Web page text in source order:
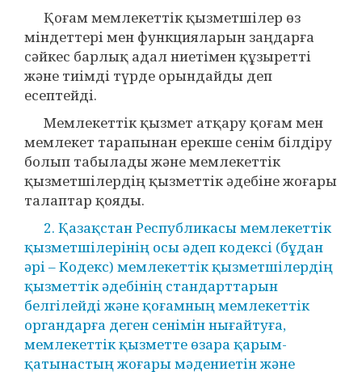
Қоғам мемлекеттік қызметшілер өз
міндеттері мен функцияларын заңдарға
сәйкес барлық адал ниетімен құзыретті
және тиімді түрде орындайды деп
есептейді.
Мемлекеттік қызмет атқару қоғам мен
мемлекет тарапынан ерекше сенім білдіру
болып табылады және мемлекеттік
қызметшілердің қызметтік әдебіне жоғары
талаптар қояды.
2. Қазақстан Республикасы мемлекеттік
қызметшілерінің осы әдеп кодексі (бұдан
әрі – Кодекс) мемлекеттік қызметшілердің
қызметтік әдебінің стандарттарын
белгілейді және қоғамның мемлекеттік
органдарға деген сенімін нығайтуға,
мемлекеттік қызметте өзара қарым-
қатынастың жоғары мәдениетін және